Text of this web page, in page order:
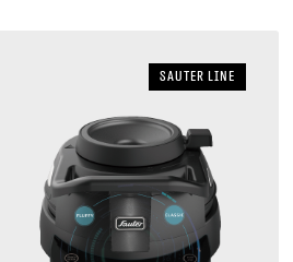
sauter LINE